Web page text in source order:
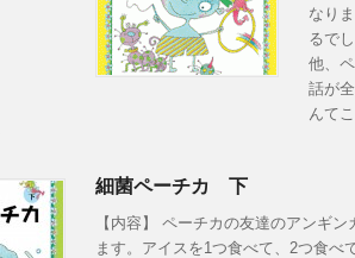
なり
るで
他、
話が
んて
細菌ペーチカ 下
【内容】 ペーチカの友達のアンギ
ます。アイスを1つ食べて、2つ食